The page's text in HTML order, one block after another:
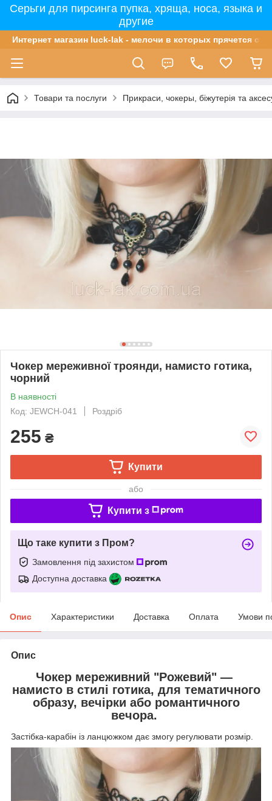
Серьги для пирсинга пупка, хряща, носа, языка и
другие
Интернет магазин luck-lak - мелочи в которых прячется
Товари та послуги Прикраси, чокеры, біжутерія та
Чокер мереживної троянди, намисто готика,
чорний
В наявності
Код: JEWCH-041
Роздріб
255 ₴
Купити
або
Купити з
Що таке купити з Пром?
Замовлення під захистом
Доступна доставка
Опис Характеристики Доставка Оплата Умови
Опис
Чокер мереживний "Рожевий" —
намисто в стилі готика, для тематичного
образу, вечірки або романтичного
вечора.
Застібка-карабін із ланцюжком дає змогу регулювати розмір.